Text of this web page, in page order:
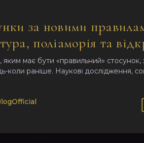
за новими
поліаморія та
про нас у 2026
має бути «правильний» стосунок,
раніше. Наукові дослідження,